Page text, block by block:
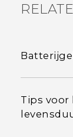
Tips voor